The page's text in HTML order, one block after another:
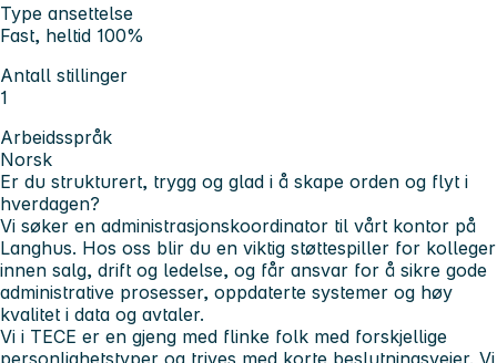
Type ansettelse
Fast, heltid 100%
Antall stillinger
1
Arbeidsspråk
Norsk
Er du strukturert, trygg og glad i å skape orden og flyt i
hverdagen?
Vi søker en administrasjonskoordinator til vårt kontor på
Langhus. Hos oss blir du en viktig støttespiller for kolleger
innen salg, drift og ledelse, og får ansvar for å sikre gode
administrative prosesser, oppdaterte systemer og høy
kvalitet i data og avtaler.
Vi i TECE er en gjeng med flinke folk med forskjellige
personlighetstyper og trives med korte beslutningsveier. Vi